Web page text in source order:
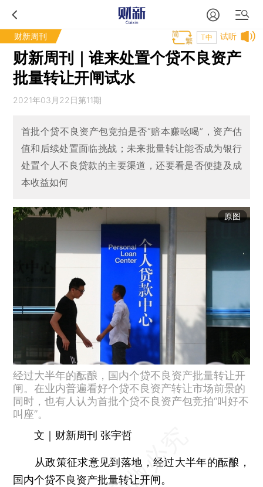
财新周刊 试听
T中
财新周刊｜谁来处置个贷不良资产
批量转让开闸试水
2021年03月22日第11期
首批个贷不良资产包竞拍是否“赔本赚吆喝”，资产估
值和后续处置面临挑战；未来批量转让能否成为银行
处置个人不良贷款的主要渠道，还要看是否便捷及成
本收益如何
原图
经过大半年的酝酿，国内个贷不良资产批量转让开
闸。在业内普遍看好个贷不良资产转让市场前景的
同时，也有人认为首批个贷不良资产包竞拍“叫好不
叫座”。
文｜财新周刊 张宇哲
从政策征求意见到落地，经过大半年的酝酿，
国内个贷不良资产批量转让开闸。